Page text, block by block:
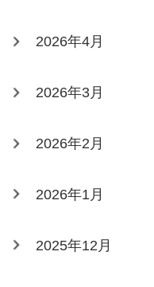
2026年4月
2026年3月
2026年2月
2026年1月
2025年12月